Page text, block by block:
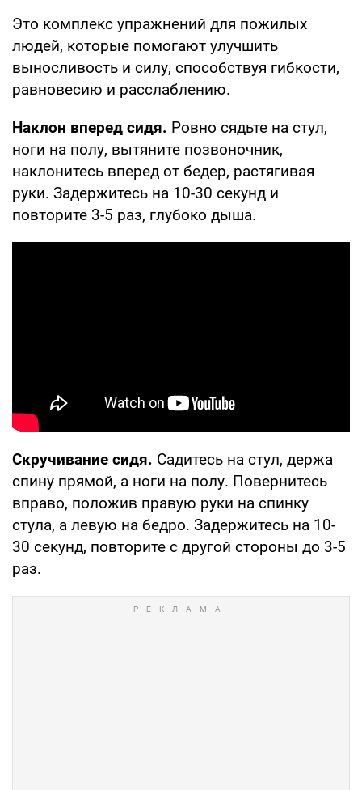
Это комплекс упражнений для пожилых
людей, которые помогают улучшить
выносливость и силу, способствуя гибкости,
равновесию и расслаблению.
Наклон вперед сидя. Ровно сядьте на стул,
ноги на полу, вытяните позвоночник,
наклонитесь вперед от бедер, растягивая
руки. Задержитесь на 10-30 секунд и
повторите 3-5 раз, глубоко дыша.
Скручивание сидя. Садитесь на стул, держа
спину прямой, а ноги на полу. Повернитесь
вправо, положив правую руки на спинку
стула, а левую на бедро. Задержитесь на 10-
30 секунд, повторите с другой стороны до 3-5
раз.